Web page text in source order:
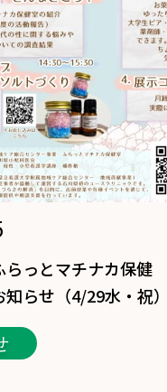
らっとマチナカ保健
らせ（4/29水・祝）